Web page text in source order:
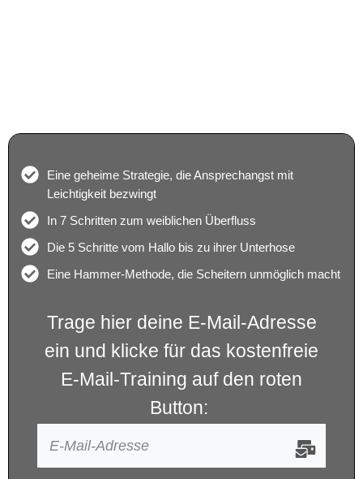
Eine geheime Strategie, die Ansprechangst mit
Leichtigkeit bezwingt
In 7 Schritten zum weiblichen Überfluss
Die 5 Schritte vom Hallo bis zu ihrer Unterhose
Eine Hammer-Methode, die Scheitern unmöglich macht
Trage hier deine E-Mail-Adresse
ein und klicke für das kostenfreie
E-Mail-Training auf den roten
Button: